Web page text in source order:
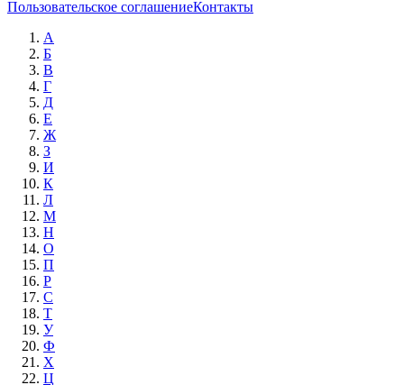
Пользовательское соглашениеКонтакты
А
Б
В
Г
Д
Е
Ж
З
И
К
Л
М
Н
О
П
Р
С
Т
У
Ф
Х
Ц